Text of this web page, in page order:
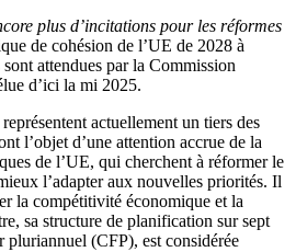
plus d’incitations pour les réformes
de cohésion de l’UE de 2028 à
attendues par la Commission
d’ici la mi 2025.
actuellement un tiers des
l’objet d’une attention accrue de la
de l’UE, qui cherchent à réformer le
l’adapter aux nouvelles priorités. Il
la compétitivité économique et la
sa structure de planification sur sept
pluriannuel (CFP), est considérée